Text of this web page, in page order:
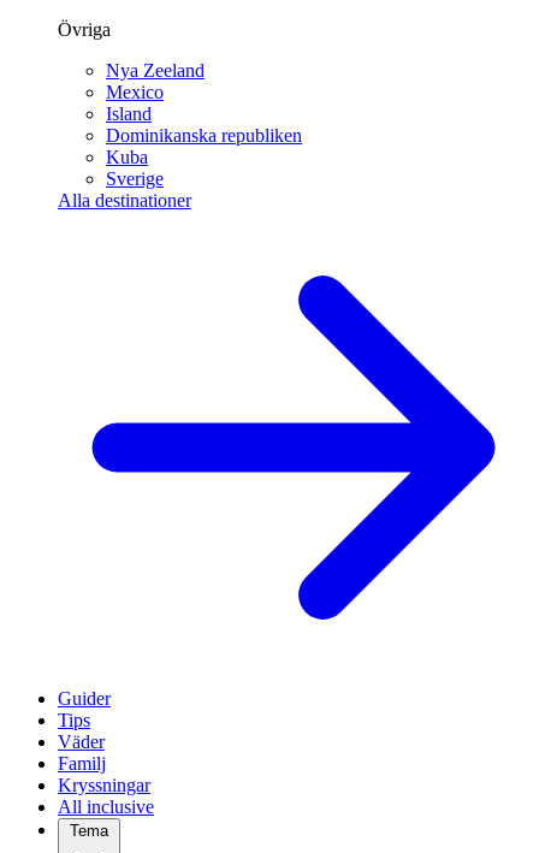
Övriga
Nya Zeeland
Mexico
Island
Dominikanska republiken
Kuba
Sverige
Alla destinationer
Guider
Tips
Väder
Familj
Kryssningar
All inclusive
Tema